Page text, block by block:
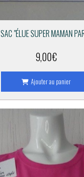
SAC "ÉLUE SUPER MAMAN
9,00€
Ajouter au panier